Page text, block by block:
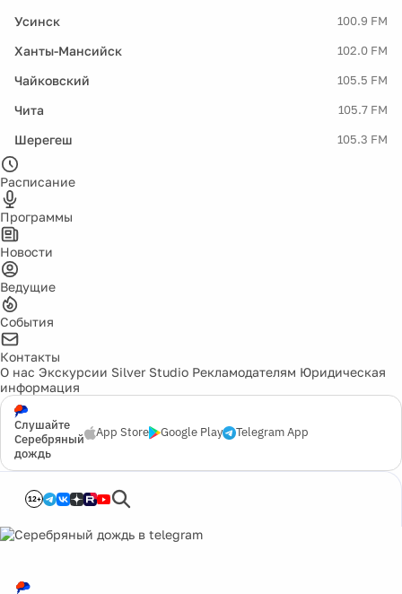
Усинск 100.9 FM
Ханты-Мансийск 102.0 FM
Чайковский 105.5 FM
Чита 105.7 FM
Шерегеш 105.3 FM
Расписание
Программы
Новости
Ведущие
События
Контакты
О нас Экскурсии Silver Studio Рекламодателям Юридическая
информация
Слушайте
Серебряный
дождь
App Store Google Play Telegram App
12+